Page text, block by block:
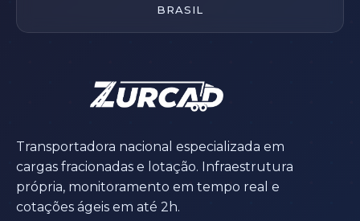
BRASIL
Transportadora nacional especializada em
cargas fracionadas e lotação. Infraestrutura
própria, monitoramento em tempo real e
cotações ágeis em até 2h.